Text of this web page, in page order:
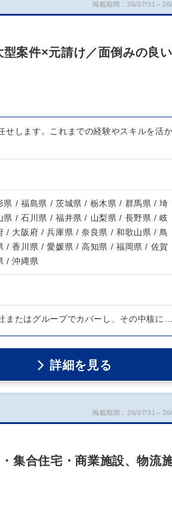
掲載期間：26/07/31～
案件×元請け／面倒みの良い
せします。これまでの経験やスキルを活か
/ 福島県 / 茨城県 / 栃木県 / 群馬県 / 埼
/ 石川県 / 福井県 / 山梨県 / 長野県 / 岐
/ 大阪府 / 兵庫県 / 奈良県 / 和歌山県 / 鳥
/ 香川県 / 愛媛県 / 高知県 / 福岡県 / 佐賀
/ 沖縄県
またはグループでカバーし、その中核に…
詳細を見る
掲載期間：26/07/31～
集合住宅・商業施設、物流